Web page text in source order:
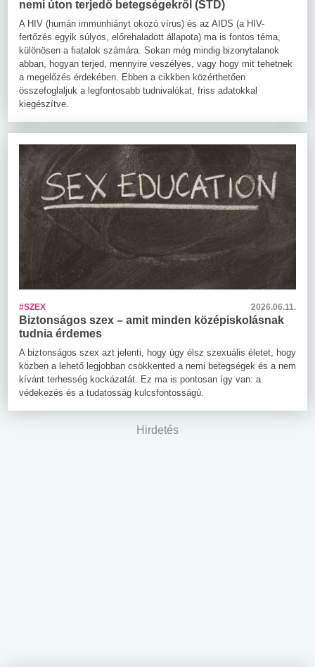
nemi úton terjedő betegségekről (STD)
A HIV (humán immunhiányt okozó vírus) és az AIDS (a HIV-
fertőzés egyik súlyos, előrehaladott állapota) ma is fontos téma,
különösen a fiatalok számára. Sokan még mindig bizonytalanok
abban, hogyan terjed, mennyire veszélyes, vagy hogy mit tehetnek
a megelőzés érdekében. Ebben a cikkben közérthetően
összefoglaljuk a legfontosabb tudnivalókat, friss adatokkal
kiegészítve.
#SZEX 2026.06.11.
Biztonságos szex – amit minden középiskolásnak
tudnia érdemes
A biztonságos szex azt jelenti, hogy úgy élsz szexuális életet, hogy
közben a lehető legjobban csökkented a nemi betegségek és a nem
kívánt terhesség kockázatát. Ez ma is pontosan így van: a
védekezés és a tudatosság kulcsfontosságú.
Hirdetés